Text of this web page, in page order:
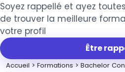
Soyez rappellé et ayez
de trouver la meilleure
votre profil
Être
Accueil > Formations > Bachelor